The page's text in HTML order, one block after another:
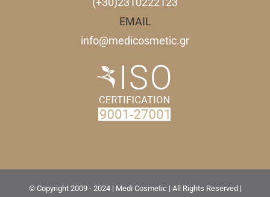
EMAIL
info@medicosmetic.gr
© Copyright 2009 - 2024 | Medi Cosmetic | All Rights Reserved |